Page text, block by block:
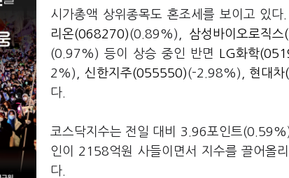
시가총액 상위종목도 혼조세를 보이고 있다.
리온(068270)(0.89%), 삼성바이오로직
(0.97%) 등이 상승 중인 반면
LG화학
2%), 신한지주(055550)(-2.98%), 현대
다.
코스닥지수는 전일 대비 3.96포인트
인이 2158억원 사들이면서 지수를 끌어올
다.